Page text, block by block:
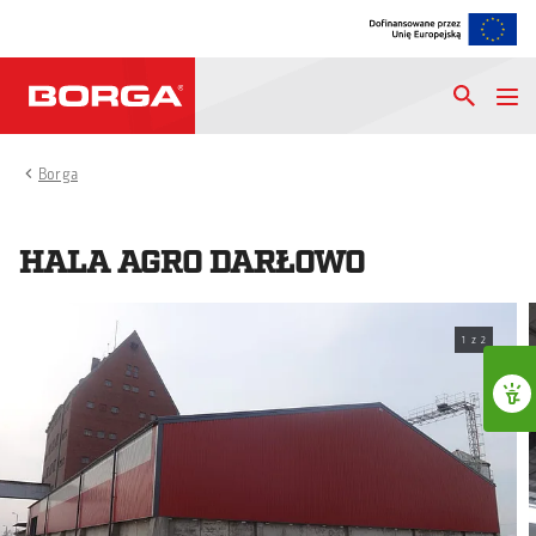
Borga
HALA AGRO DARŁOWO
1 z 2